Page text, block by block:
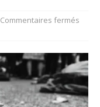
Commentaires fermés